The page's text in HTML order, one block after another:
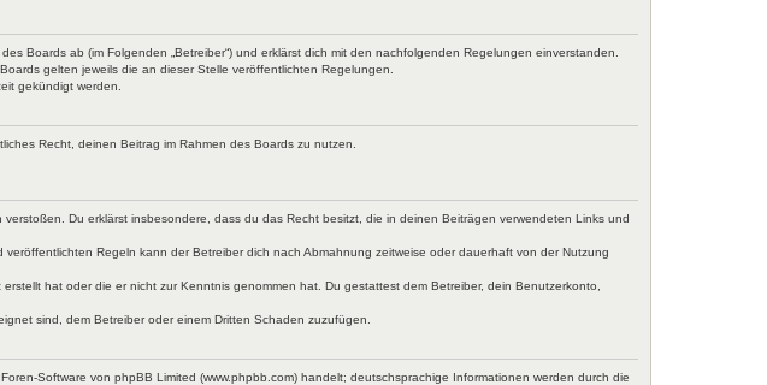
Boards ab (im Folgenden „Betreiber“) und erklärst dich mit den nachfolgenden Regelungen einverstanden.
gelten jeweils die an dieser Stelle veröffentlichten Regelungen.
gekündigt werden.
Recht, deinen Beitrag im Rahmen des Boards zu nutzen.
Du erklärst insbesondere, dass du das Recht besitzt, die in deinen Beiträgen verwendeten Links und
Regeln kann der Betreiber dich nach Abmahnung zeitweise oder dauerhaft von der Nutzung
hat oder die er nicht zur Kenntnis genommen hat. Du gestattest dem Betreiber, dein Benutzerkonto,
sind, dem Betreiber oder einem Dritten Schaden zuzufügen.
Software von phpBB Limited (www.phpbb.com) handelt; deutschsprachige Informationen werden durch die